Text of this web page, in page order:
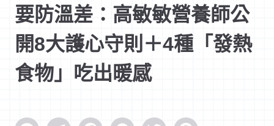
要防溫差：高敏敏營養師公
開8大護心守則＋4種「發熱
食物」吃出暖感